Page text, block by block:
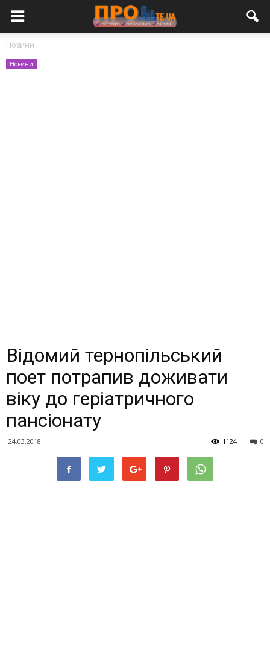
Новини
Новини
Відомий тернопільський
поет потрапив доживати
віку до геріатричного
пансіонату
24.03.2018 0
1124